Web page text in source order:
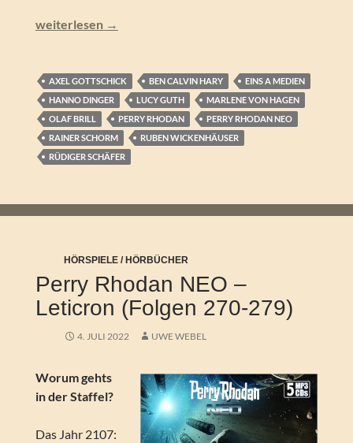
Perry Rhodan NEO – Odyssee (Folgen 280-289)
weiterlesen →
AXEL GOTTSCHICK BEN CALVIN HARY
EINS A MEDIEN
HANNO DINGER
LUCY GUTH
MARLENE VON HAGEN
OLAF BRILL
PERRY RHODAN
PERRY RHODAN NEO
RAINER SCHORM
RUBEN WICKENHÄUSER
RÜDIGER SCHÄFER
HÖRSPIELE / HÖRBÜCHER
Perry Rhodan NEO –
Leticron (Folgen 270-279)
4. JULI 2022 UWE WEBEL
Worum gehts
in der Staffel?
Das Jahr 2107: